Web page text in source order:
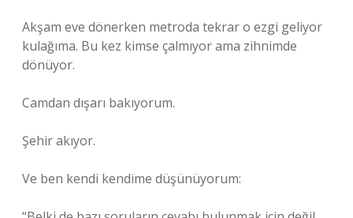
Akşam eve dönerken metroda tekrar o ezgi geliyor
kulağıma. Bu kez kimse çalmıyor ama zihnimde
dönüyor.
Camdan dışarı bakıyorum.
Şehir akıyor.
Ve ben kendi kendime düşünüyorum: